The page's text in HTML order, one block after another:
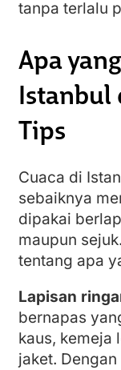
tanpa terlalu
Apa
Istanbul
Tips
Cuaca di
sebaiknya
dipakai
maupun
tentang apa
Lapisan
bernapas
kaus, kemeja
jaket.